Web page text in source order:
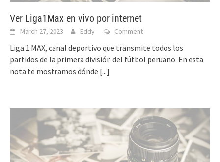
Ver Liga1Max en vivo por internet
March 27, 2023 Eddy Comment
Liga 1 MAX, canal deportivo que transmite todos los
partidos de la primera división del fútbol peruano. En esta
nota te mostramos dónde [...]